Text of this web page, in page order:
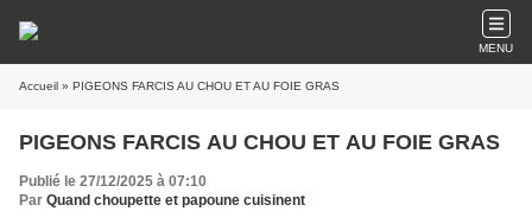
MENU
Accueil » PIGEONS FARCIS AU CHOU ET AU FOIE GRAS
PIGEONS FARCIS AU CHOU ET AU FOIE GRAS
Publié le 27/12/2025 à 07:10
Par Quand choupette et papoune cuisinent